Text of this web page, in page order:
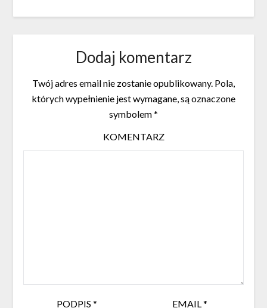
Dodaj komentarz
Twój adres email nie zostanie opublikowany. Pola,
których wypełnienie jest wymagane, są oznaczone
symbolem*
KOMENTARZ
PODPIS* EMAIL*